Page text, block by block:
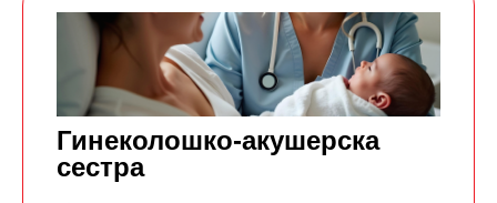
Гинеколошко-акушерска
сестра